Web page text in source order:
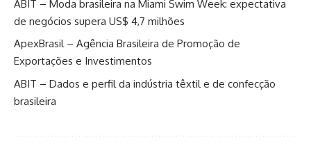
ABIT – Moda brasileira na Miami Swim Week: expectativa
de negócios supera US$ 4,7 milhões
ApexBrasil – Agência Brasileira de Promoção de
Exportações e Investimentos
ABIT – Dados e perfil da indústria têxtil e de confecção
brasileira